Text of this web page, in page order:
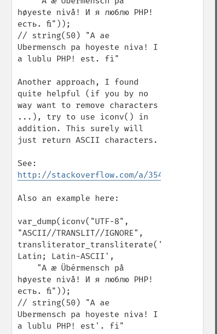
høyeste nivå! И я люблю PHP!
есть. ﬁ"));
// string(50) "A ae
Ubermensch pa hoyeste niva! I
a lublu PHP! est. fi"
Another approach, I found
quite helpful (if you by no
way want to remove characters
...), try to use iconv() in
addition. This surely will
just return ASCII characters.
http://stackoverflow.com/a/3542748/517914
Also an example here:
var_dump(iconv("UTF-8",
"ASCII//TRANSLIT//IGNORE",
transliterator_transliterate('Any-
Latin; Latin-ASCII',
høyeste nivå! И я люблю PHP!
есть. ﬁ"));
// string(50) "A ae
Ubermensch pa hoyeste niva! I
a lublu PHP! est'. fi"